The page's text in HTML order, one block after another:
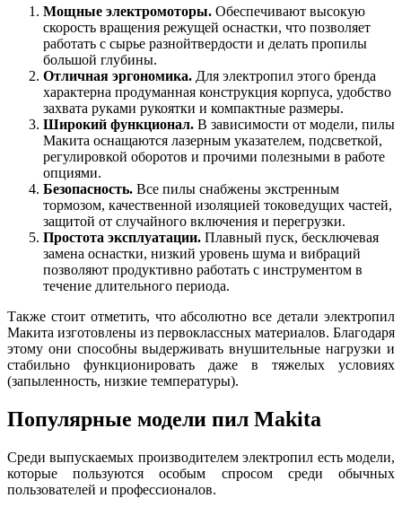
Мощные электромоторы. Обеспечивают высокую
скорость вращения режущей оснастки, что позволяет
работать с сырье разнойтвердости и делать пропилы
большой глубины.
Отличная эргономика. Для электропил этого бренда
характерна продуманная конструкция корпуса, удобство
захвата руками рукоятки и компактные размеры.
Широкий функционал. В зависимости от модели, пилы
Макита оснащаются лазерным указателем, подсветкой,
регулировкой оборотов и прочими полезными в работе
опциями.
Безопасность. Все пилы снабжены экстренным
тормозом, качественной изоляцией токоведущих частей,
защитой от случайного включения и перегрузки.
Простота эксплуатации. Плавный пуск, бесключевая
замена оснастки, низкий уровень шума и вибраций
позволяют продуктивно работать с инструментом в
течение длительного периода.
Также стоит отметить, что абсолютно все детали электропил
Макита изготовлены из первоклассных материалов. Благодаря
этому они способны выдерживать внушительные нагрузки и
стабильно функционировать даже в тяжелых условиях
(запыленность, низкие температуры).
Популярные модели пил Makita
Среди выпускаемых производителем электропил есть модели,
которые пользуются особым спросом среди обычных
пользователей и профессионалов.